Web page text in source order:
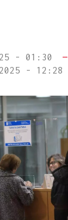
- 01:30
—
- 12:28